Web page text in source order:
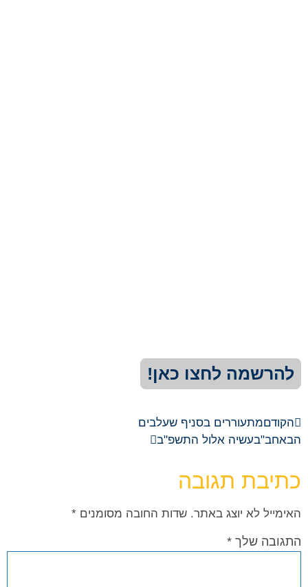
להרשמה לחצו כאן!
הקודםמתעוררים בסניף שעלבים
הבאחב"בעשיה אלול התשפ"ב
כתיבת תגובה
האימייל לא יוצג באתר. שדות החובה מסומנים *
התגובה שלך *